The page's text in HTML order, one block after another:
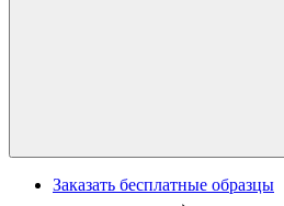
Заказать бесплатные образцы